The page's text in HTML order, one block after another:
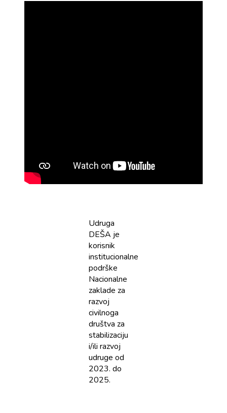
Udruga
DEŠA je
korisnik
institucionalne
podrške
Nacionalne
zaklade za
razvoj
civilnoga
društva za
stabilizaciju
i/ili razvoj
udruge od
2023. do
2025.